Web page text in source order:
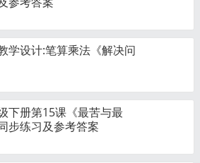
学设计:笔算乘法《解决问
下册第15课《最苦与最
步练习及参考答案